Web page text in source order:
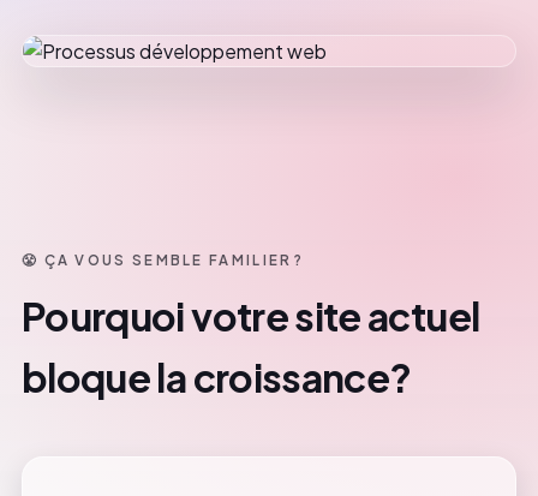
😤 ÇA VOUS SEMBLE FAMILIER?
Pourquoi votre site actuel
bloque la croissance?